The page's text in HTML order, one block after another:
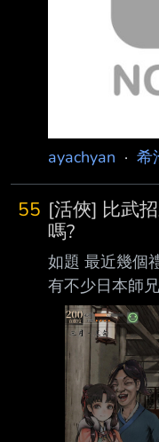
ayachyan · 希
55 [活俠] 比武
嗎?
如題 最近幾個
有不少日本師
滅門跟大師兄
林大會衝高戰
父+殺人魔結
富貴好感衝太
三輪魔王線達
寄君書 還好